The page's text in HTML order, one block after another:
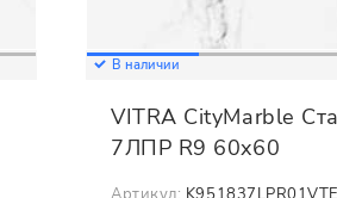
В наличии
VITRA CityMarble
7ЛПР R9 60x60